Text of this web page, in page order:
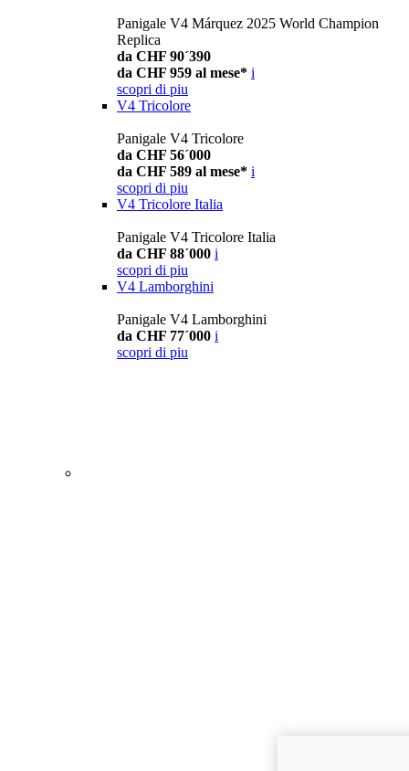
Panigale V4 Márquez 2025 World Champion
Replica
da CHF 90´390
da CHF 959 al mese* i
scopri di piu
V4 Tricolore
Panigale V4 Tricolore
da CHF 56´000
da CHF 589 al mese* i
scopri di piu
V4 Tricolore Italia
Panigale V4 Tricolore Italia
da CHF 88´000 i
scopri di piu
V4 Lamborghini
Panigale V4 Lamborghini
da CHF 77´000 i
scopri di piu